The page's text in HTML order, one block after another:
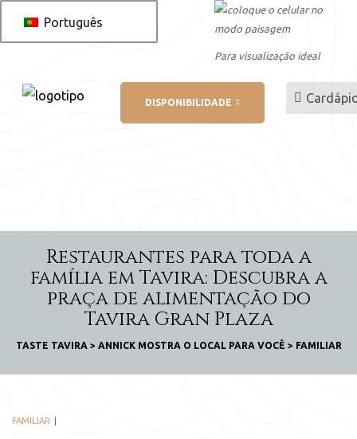
Português
Para visualização ideal
DISPONIBILIDADE
Restaurantes para toda a
família em Tavira: Descubra a
praça de alimentação do
Tavira Gran Plaza
TASTE TAVIRA > ANNICK MOSTRA O LOCAL PARA VOCÊ > FAMILIAR
FAMILIAR